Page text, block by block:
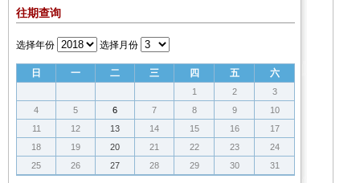
往期查询
选择年份 选择月份
日 一 二 三 四 五 六
1 2
3
4
5 6 7 8 9
10
11
12 13 14 15 16
17
18
19 20 21 22 23
24
25
26 27 28 29 30 31